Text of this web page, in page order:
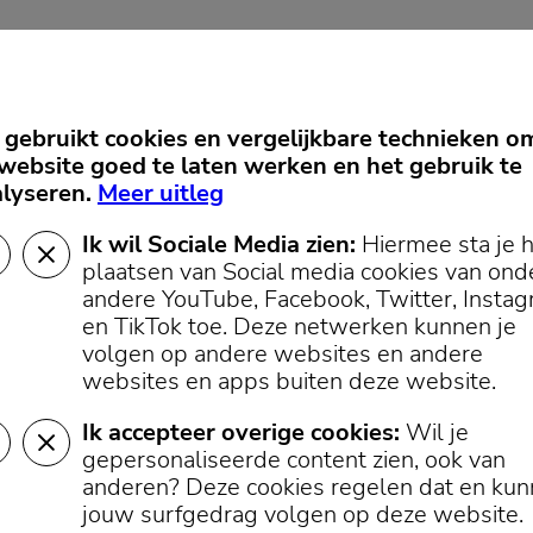
gebruikt cookies en vergelijkbare technieken
goed te laten werken en het gebruik te
Meer uitleg
Ik wil Sociale Media zien: Hiermee sta je
plaatsen van Social media cookies van
andere YouTube, Facebook, Twitter,
en TikTok toe. Deze netwerken kunnen je
volgen op andere websites en andere
websites en apps buiten deze website.
Ik accepteer overige cookies: Wil je
gepersonaliseerde content zien, ook van
anderen? Deze cookies regelen dat en
jouw surfgedrag volgen op deze website.